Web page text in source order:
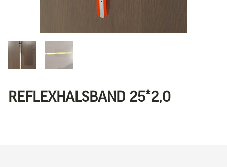
REFLEXHALSBAND 25*2,0